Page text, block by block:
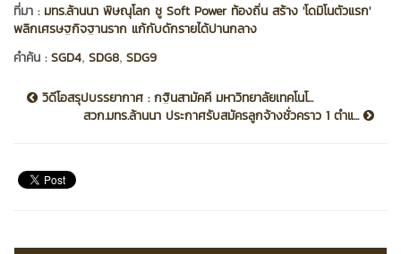
ที่มา : มทร.ล้านนา พิษณุโลก ชู Soft Power ท้องถิ่น สร้าง 'โดมิโนตัวแรก'
พลิกเศรษฐกิจฐานราก แก้กับดักรายได้ปานกลาง
คำค้น :SGD4, SDG8, SDG9
วิดีโอสรุปบรรยากาศ : กฐินสามัคคี มหาวิทยาลัยเทคโนโ...
สวก.มทร.ล้านนา ประกาศรับสมัครลูกจ้างชั่วคราว 1 ตำแ...